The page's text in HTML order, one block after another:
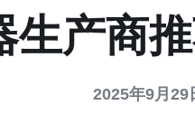
生产商
2025年9月29